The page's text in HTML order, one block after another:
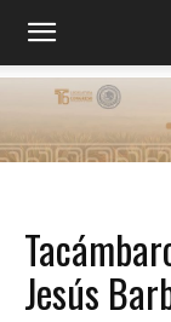
Jesús